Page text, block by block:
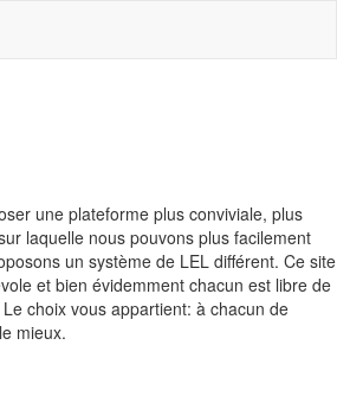
une plateforme plus conviviale, plus
laquelle nous pouvons plus facilement
un système de LEL différent. Ce site
et bien évidemment chacun est libre de
choix vous appartient: à chacun de
mieux.